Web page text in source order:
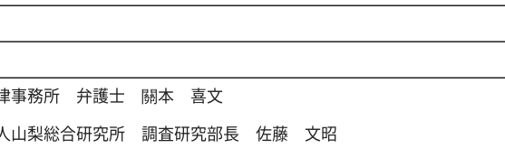
事務所 弁護士 關本 喜文
山梨総合研究所 調査研究部長 佐藤 文昭